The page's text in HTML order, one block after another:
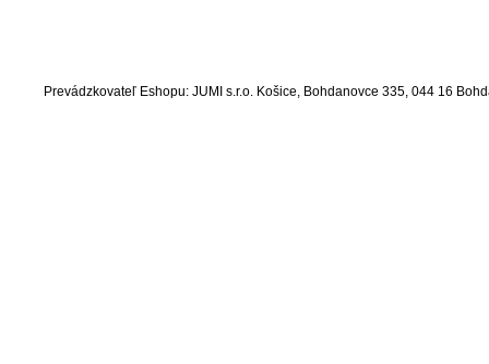
Prevádzkovateľ Eshopu: JUMI s.r.o. Košice, Bohdanovce 335, 044 16